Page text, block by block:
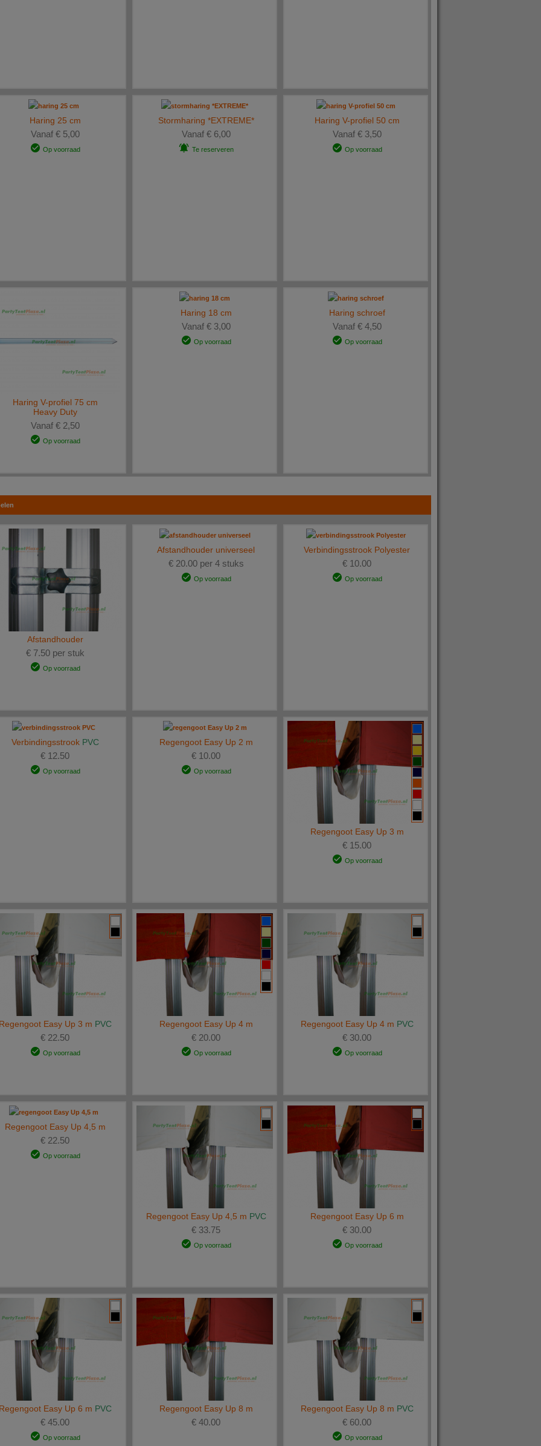
Haring 25 cm
Vanaf € 5,00
Op voorraad
Stormharing *EXTREME*
Vanaf € 6,00
Te reserveren
Haring V-profiel 50 cm
Vanaf € 3,50
Op voorraad
Haring V-profiel 75 cm
Heavy Duty
Vanaf € 2,50
Op voorraad
Haring 18 cm
Vanaf € 3,00
Op voorraad
Haring schroef
Vanaf € 4,50
Op voorraad
Afstandhouder
€ 7.50 per stuk
Op voorraad
Afstandhouder universeel
€ 20.00 per 4 stuks
Op voorraad
Verbindingsstrook Polyester
€ 10.00
Op voorraad
Verbindingsstrook PVC
€ 12.50
Op voorraad
Regengoot Easy Up 2 m
€ 10.00
Op voorraad
Regengoot Easy Up 3 m
€ 15.00
Op voorraad
Easy Up 3 m PVC
€ 22.50
Op voorraad
Regengoot Easy Up 4 m
€ 20.00
Op voorraad
Regengoot Easy Up 4 m PVC
€ 30.00
Op voorraad
Regengoot Easy Up 4,5 m
€ 22.50
Op voorraad
Regengoot Easy Up 4,5 m PVC
€ 33.75
Op voorraad
Regengoot Easy Up 6 m
€ 30.00
Op voorraad
Easy Up 6 m PVC
€ 45.00
Op voorraad
Regengoot Easy Up 8 m
€ 40.00
Regengoot Easy Up 8 m PVC
€ 60.00
Op voorraad